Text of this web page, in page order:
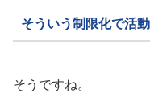
そういう制限化で活
そうですね。